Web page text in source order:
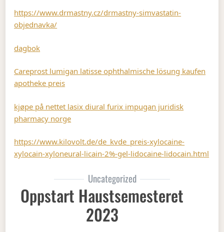
https://www.drmastny.cz/drmastny-simvastatin-
objednavka/
dagbok
Careprost lumigan latisse ophthalmische lösung kaufen
apotheke preis
kjøpe på nettet lasix diural furix impugan juridisk
pharmacy norge
https://www.kilovolt.de/de_kvde_preis-xylocaine-
xylocain-xyloneural-licain-2%-gel-lidocaine-lidocain.html
Uncategorized
Oppstart Haustsemesteret
2023